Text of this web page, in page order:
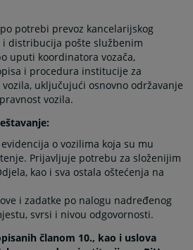
potrebi prevoz kancelarijskog
distribucija pošte službenim
uputi koordinatora vozača,
i procedura institucije za
uključujući osnovno održavanje
vozila.
o vozilima koja su mu
Prijavljuje potrebu za složenijim
kao i sva ostala oštećenja na
i zadatke po nalogu nadređenog
svrsi i nivou odgovornosti.
članom 10., kao i uslova